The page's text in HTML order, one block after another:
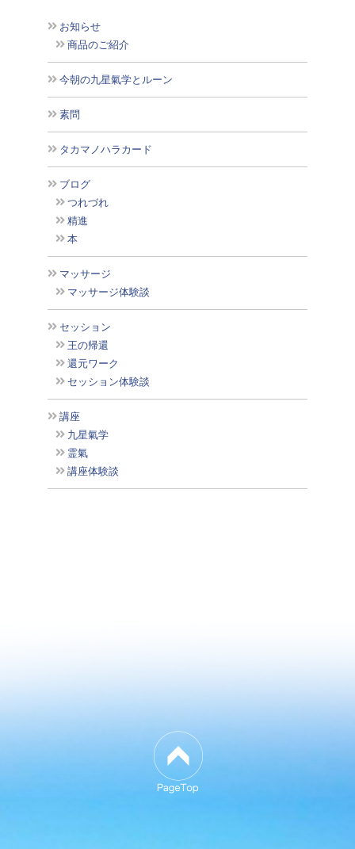
お知らせ
商品のご紹介
今朝の九星氣学とルーン
素問
タカマノハラカード
ブログ
つれづれ
精進
本
マッサージ
マッサージ体験談
セッション
王の帰還
還元ワーク
セッション体験談
講座
九星氣学
霊氣
講座体験談